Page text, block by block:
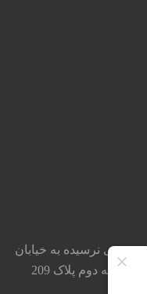
خمینی نرسیده به خیابان
طبقه دوم پلاک 209